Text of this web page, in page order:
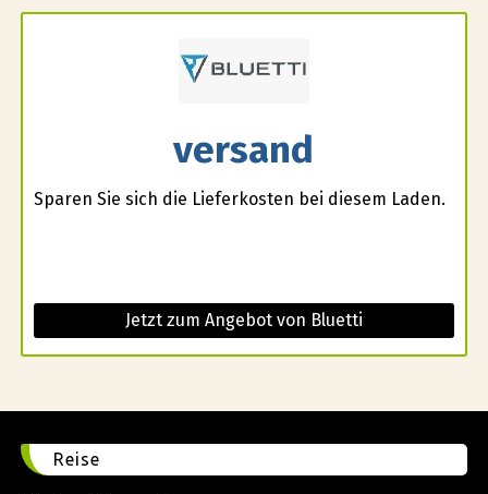
versand
Sparen Sie sich die Lieferkosten bei diesem Laden.
Jetzt zum Angebot von Bluetti
Reise